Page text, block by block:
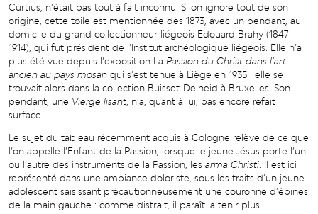
Curtius, n’était pas tout à fait inconnu. Si on ignore tout de son
origine, cette toile est mentionnée dès 1873, avec un pendant, au
domicile du grand collectionneur liégeois Edouard Brahy (1847-
1914), qui fut président de l’Institut archéologique liégeois. Elle n’a
plus été vue depuis l’exposition La Passion du Christ dans l’art
ancien au pays mosan qui s’est tenue à Liège en 1935 : elle se
trouvait alors dans la collection Buisset-Delheid à Bruxelles. Son
pendant, une Vierge lisant , n’a, quant à lui, pas encore refait
surface.
Le sujet du tableau récemment acquis à Cologne relève de ce que
l’on appelle l’Enfant de la Passion, lorsque le jeune Jésus porte l’un
ou l’autre des instruments de la Passion, les arma Christi . Il est ici
représenté dans une ambiance doloriste, sous les traits d’un jeune
adolescent saisissant précautionneusement une couronne d’épines
de la main gauche : comme distrait, il paraît la tenir plus